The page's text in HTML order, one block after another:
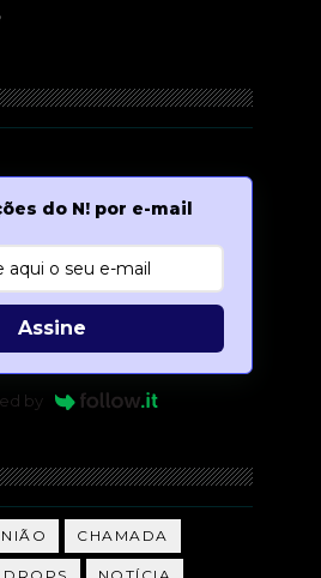
do N! por e-mail
Assine
by
CHAMADA